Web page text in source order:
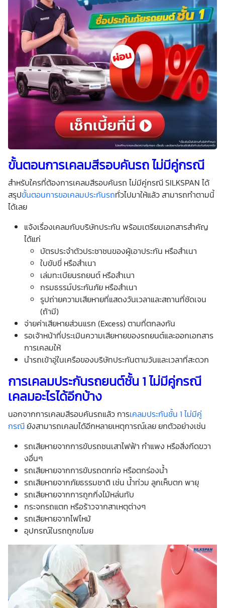
ขั้นตอนการเคลมสีรอบคันรถ ไม่มีคู่กรณี
สำหรับใครที่ต้องการเคลมสีรอบคันรถ ไม่มีคู่กรณี SILKSPAN ได้
สรุปขั้นตอนการขอเคลมประกันรถทั่วไปมาให้แล้ว สามารถทำตามนี้
ได้เลย
แจ้งเรื่องเคลมกับบริษัทประกัน พร้อมเตรียมเอกสารสำคัญ
ได้แก่
บัตรประจำตัวประชาชนของผู้เอาประกัน หรือสำเนา
ใบขับขี่ หรือสำเนา
เล่มทะเบียนรถยนต์ หรือสำเนา
กรมธรรม์ประกันภัย หรือสำเนา
รูปถ่ายความเสียหายที่แสดงวันเวลาและสถานที่ชัดเจน
(ถ้ามี)
จ่ายค่าเสียหายส่วนแรก (Excess) ตามที่ตกลงกัน
รอเจ้าหน้าที่ประเมินความเสียหายของรถยนต์และออกเอกสาร
การเคลมให้
นำรถเข้าอู่ในเครือของบริษัทประกันตามวันและเวลาที่สะดวก
การเคลมประกันรถยนต์ชั้น 1 ไม่มีคู่กรณี
เคลมอะไรได้อีกบ้าง
นอกจากการเคลมสีรอบคันรถแล้ว การเคลมประกันชั้น 1 ไม่มีคู่
กรณียังสามารถเคลมได้อีกหลายเหตุการณ์เลย ยกตัวอย่างเช่น
รถเสียหายจากการขับรถชนเสาไฟฟ้า กำแพง หรือสิ่งกีดขวา
งอื่นๆ
รถเสียหายจากการขับรถตกท่อ หรือตกร่องน้ำ
รถเสียหายจากภัยธรรมชาติ เช่น น้ำท่วม ลูกเห็บตก พายุ
รถเสียหายจากการถูกกิ่งไม้หล่นทับ
กระจกรถแตก หรือร้าวจากสาเหตุต่างๆ
รถเสียหายจากไฟไหม้
อุปกรณ์ในรถถูกขโมย